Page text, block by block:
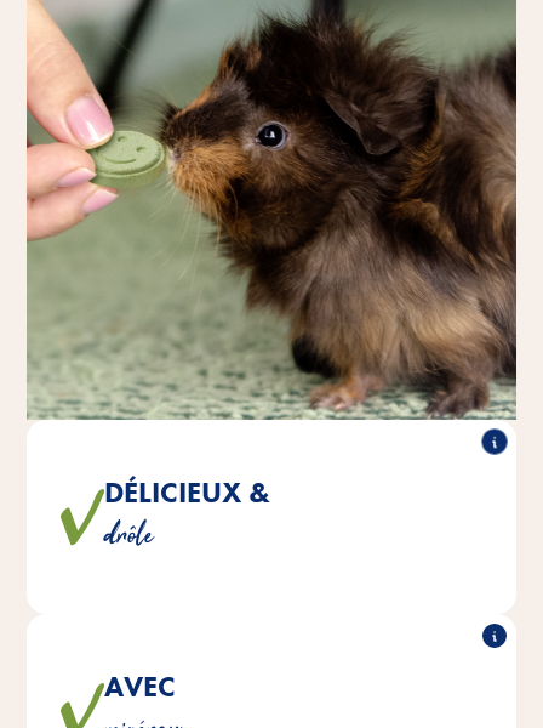
DÉLICIEUX &
drôle
Les petits Sunny multicolores ont un délicieux goût de
AVEC
Sunnys est enrichi en minéraux précieux qui